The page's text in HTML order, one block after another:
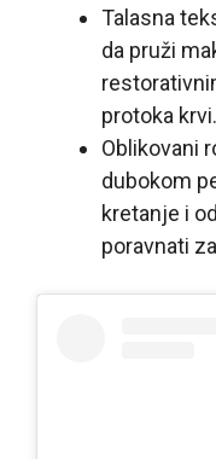
Talasna
da pruži
protoka krvi.
Oblikovani
dubokom
kretanje i
poravnati